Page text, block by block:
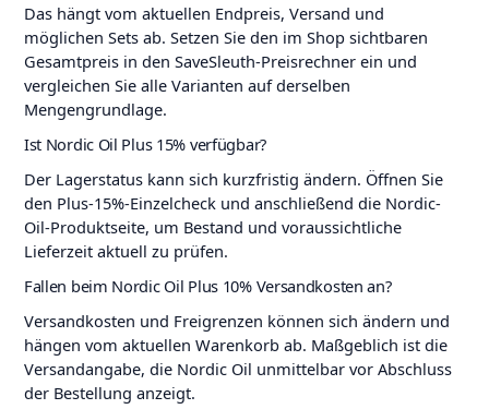
Das hängt vom aktuellen Endpreis, Versand und
möglichen Sets ab. Setzen Sie den im Shop sichtbaren
Gesamtpreis in den SaveSleuth-Preisrechner ein und
vergleichen Sie alle Varianten auf derselben
Mengengrundlage.
Ist Nordic Oil Plus 15% verfügbar?
Der Lagerstatus kann sich kurzfristig ändern. Öffnen Sie
den Plus-15%-Einzelcheck und anschließend die Nordic-
Oil-Produktseite, um Bestand und voraussichtliche
Lieferzeit aktuell zu prüfen.
Fallen beim Nordic Oil Plus 10% Versandkosten an?
Versandkosten und Freigrenzen können sich ändern und
hängen vom aktuellen Warenkorb ab. Maßgeblich ist die
Versandangabe, die Nordic Oil unmittelbar vor Abschluss
der Bestellung anzeigt.